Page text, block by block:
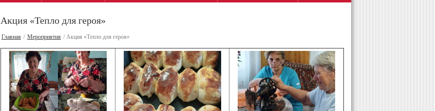
Акция «Тепло для героя»
Главная / Мероприятия / Акция «Тепло для героя»